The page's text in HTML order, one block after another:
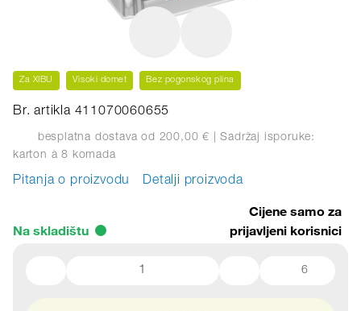
Za XIBU Visoki domet Bez pogonskog plina
Br. artikla 411070060655
besplatna dostava od 200,00 € | Sadržaj isporuke:
karton à 8 komada
Pitanja o proizvodu Detalji proizvoda
Na skladištu
Cijene samo za
prijavljeni korisnici
6